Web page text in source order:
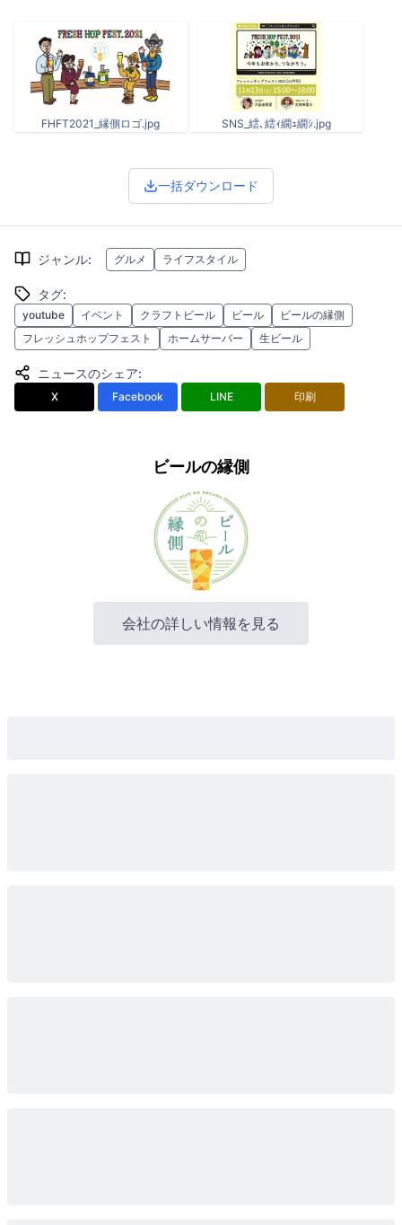
FHFT2021_縁側ロゴ.jpg SNS_繧､繧ｨ繝ｭ繝ｼ.jpg
一括ダウンロード
ジャンル: グルメ ライフスタイル
タグ:
youtube イベント クラフトビール ビール
ビールの縁側
フレッシュホップフェスト
ホームサーバー 生ビール
ニュースのシェア:
X Facebook LINE 印刷
ビールの縁側
会社の詳しい情報を見る